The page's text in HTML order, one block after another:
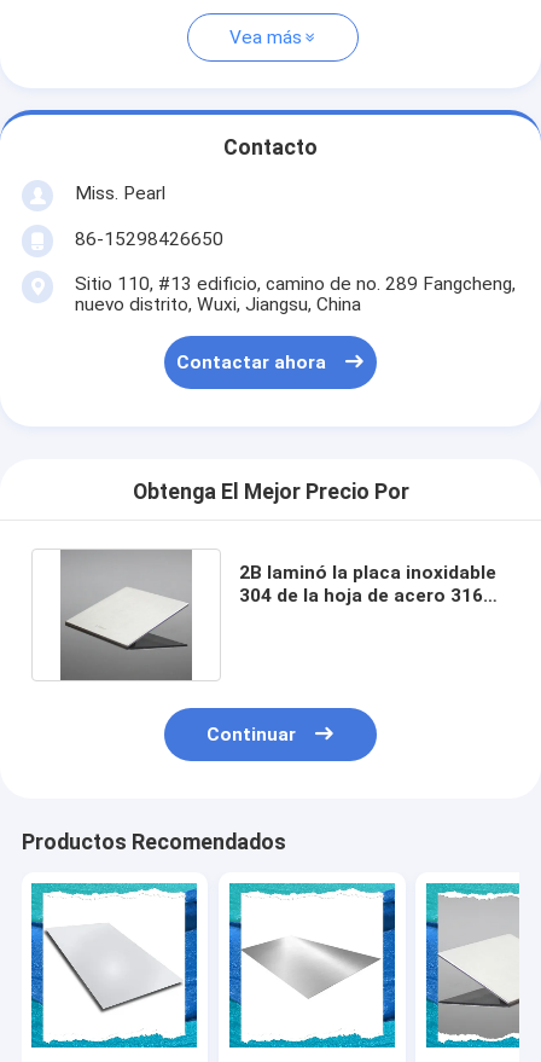
Vea más
Contacto
Miss. Pearl
86-15298426650
Sitio 110, #13 edificio, camino de no. 289 Fangcheng,
nuevo distrito, Wuxi, Jiangsu, China
Contactar ahora
Obtenga El Mejor Precio Por
2B laminó la placa inoxidable
304 de la hoja de acero 316
Continuar
Productos Recomendados